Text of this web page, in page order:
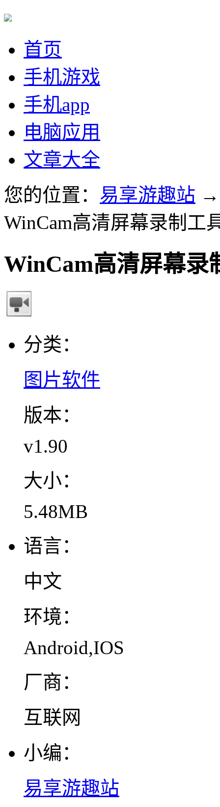
首页
手机游戏
手机app
电脑应用
文章大全
您的位置： 易享游趣站
WinCam高清屏幕录制工
WinCam高清屏幕录
分类：
图片软件
版本：
v1.90
大小：
5.48MB
语言：
中文
环境：
Android,IOS
厂商：
互联网
小编：
易享游趣站